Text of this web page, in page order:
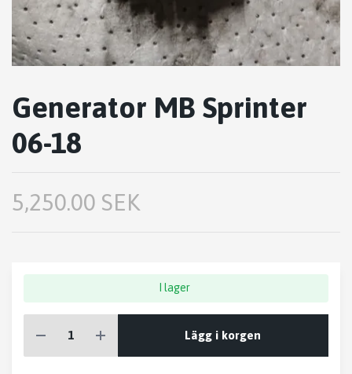
Generator MB Sprinter
06-18
5,250.00 SEK
I lager
Lägg i korgen